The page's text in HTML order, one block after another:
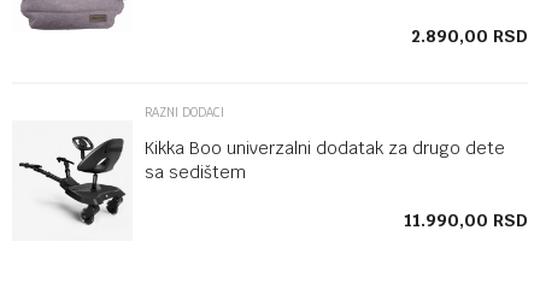
2.890,00 RSD
RAZNI DODACI
Kikka Boo univerzalni dodatak za drugo dete
sa sedištem
11.990,00 RSD